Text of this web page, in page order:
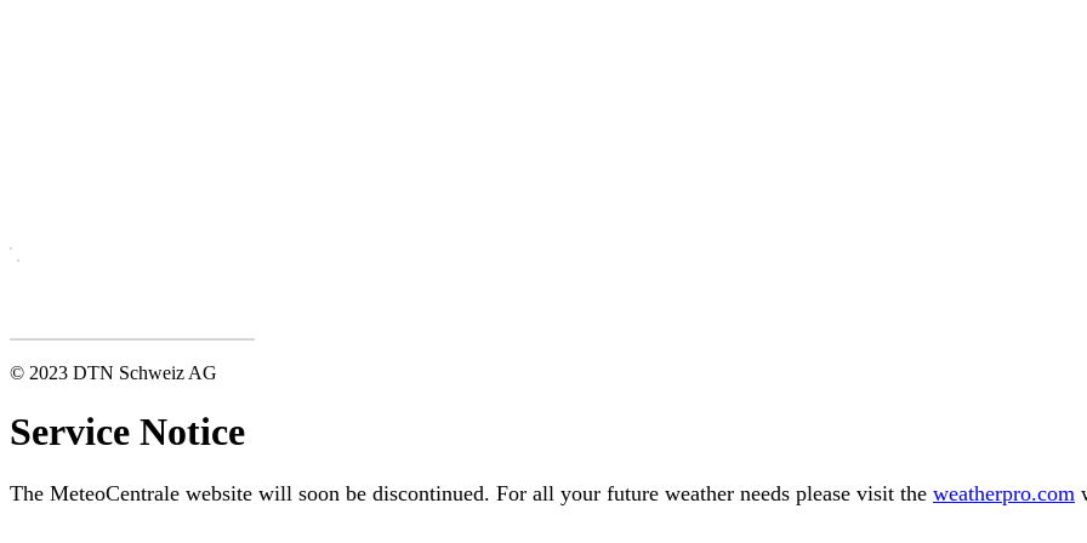
© 2023 DTN Schweiz AG
Service Notice
The MeteoCentrale website will soon be discontinued. For all your future weather needs please visit the weatherpro.com